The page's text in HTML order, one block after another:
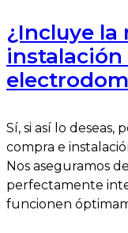
¿Incluye la
instalación
Sí, si así lo deseas,
compra e
Nos aseguramos
perfectamente
funcionen